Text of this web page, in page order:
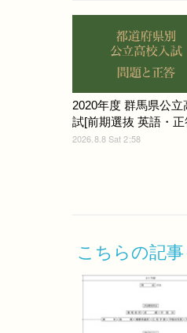
2020年度 群馬県公立
試[前期選抜 英語・正
2026.8.8 Sat 2:58
こちらの記